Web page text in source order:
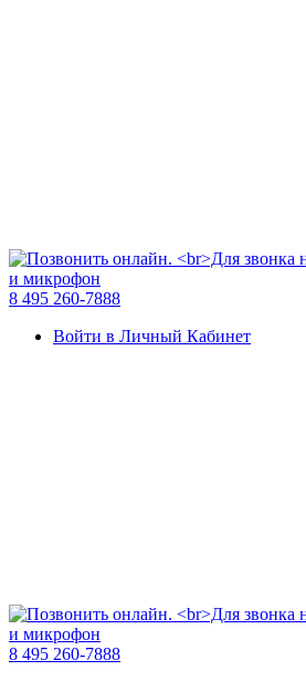
8 495 260-7888
Войти в Личный Кабинет
8 495 260-7888